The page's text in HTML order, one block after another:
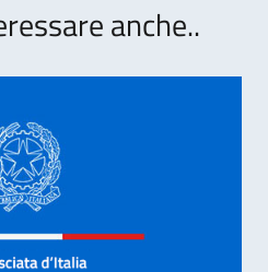
anche..